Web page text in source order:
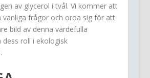
av glycerol i tvål. Vi kommer att
vanliga frågor och oroa sig för att
bild av denna värdefulla
dess roll i ekologisk